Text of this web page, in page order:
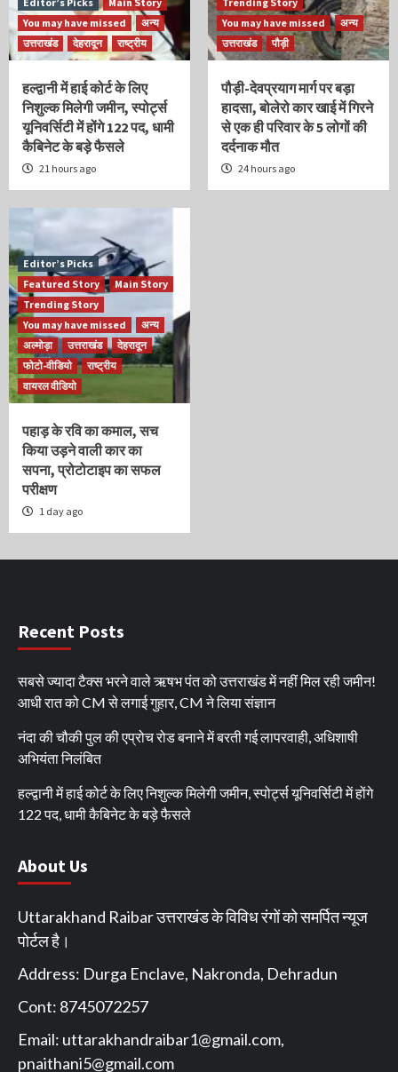
You may have missed
अन्य
उत्तराखंड
देहरादून राष्ट्रीय
हल्द्वानी में हाई कोर्ट के लिए
निशुल्क मिलेगी जमीन, स्पोर्ट्स
यूनिवर्सिटी में होंगे 122 पद, धामी
कैबिनेट के बड़े फैसले
21 hours ago
You may have missed
अन्य
उत्तराखंड
पौड़ी
पौड़ी-देवप्रयाग मार्ग पर बड़ा
हादसा, बोलेरो कार खाई में गिरने
से एक ही परिवार के 5 लोगों की
दर्दनाक मौत
24 hours ago
Editor’s Picks
Featured Story
Main Story
Trending Story
You may have missed
अन्य
अल्मोड़ा
उत्तराखंड
देहरादून
फोटो-वीडियो
राष्ट्रीय
वायरल वीडियो
पहाड़ के रवि का कमाल, सच
किया उड़ने वाली कार का
सपना, प्रोटोटाइप का सफल
परीक्षण
1 day ago
Recent Posts
सबसे ज्यादा टैक्स भरने वाले ऋषभ पंत को उत्तराखंड में नहीं मिल रही जमीन!
आधी रात को CM से लगाई गुहार, CM ने लिया संज्ञान
नंदा की चौकी पुल की एप्रोच रोड बनाने में बरती गई लापरवाही, अधिशाषी
अभियंता निलंबित
हल्द्वानी में हाई कोर्ट के लिए निशुल्क मिलेगी जमीन, स्पोर्ट्स यूनिवर्सिटी में होंगे
122 पद, धामी कैबिनेट के बड़े फैसले
About Us
Uttarakhand Raibar उत्तराखंड के विविध रंगों को समर्पित न्यूज
पोर्टल है।
Address: Durga Enclave, Nakronda, Dehradun
Cont: 8745072257
Email: uttarakhandraibar1@gmail.com,
pnaithani5@gmail.com